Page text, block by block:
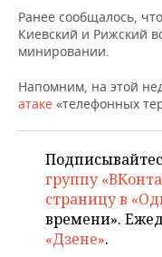
НЕФТЬ
ОПК
ЭНЕРГЕТИКА
ТРАНСПОРТ
УСЛУГИ
IT
МЕДИА
НОВОСТИ
ВЫЕЗДНАЯ
ONLINE-
ОТКРЫТАЯ ЛЕКЦИЯ
СПОРТ
НОВОСТИ СПОРТА
ХОККЕЙ
БАСКЕТБОЛ
ВОЛЕЙБОЛ
ОБЩЕСТВО
ВЛАСТЬ
ИНФРАСТРУКТУРА
ИСТОРИЯ
СЮЖЕТЫ
СПРАВОЧНИК
СПИСОК ПЕРСОН
ПОЛНАЯ ВЕРСИЯ
Ранее сообщалось,
Киевский и Рижский
минировании.
Напомним, на этой
атаке «телефонных
группу
страницу в
времени».
«Дзене».